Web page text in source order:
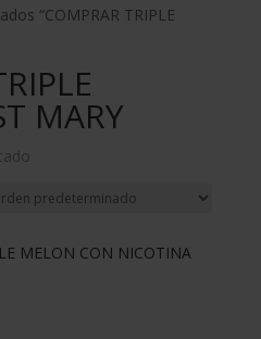
“COMPRAR TRIPLE
MARY
MELON CON NICOTINA